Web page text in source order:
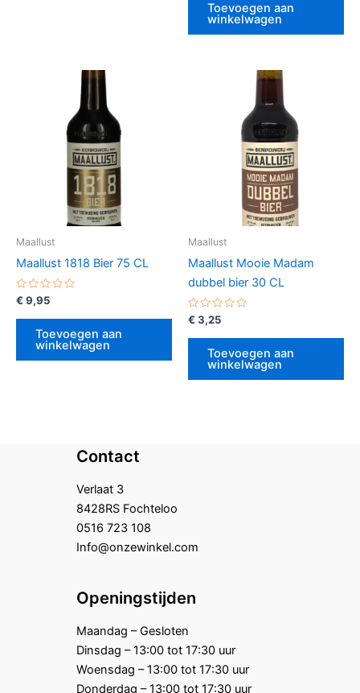
Toevoegen aan
winkelwagen
Maallust
Maallust 1818 Bier 75 CL
Gewaardeerd
0
uit
€ 9,95
Toevoegen aan
winkelwagen
Maallust
Maallust Mooie Madam
dubbel bier 30 CL
Gewaardeerd
0
uit
€ 3,25
Toevoegen aan
winkelwagen
Contact
Verlaat 3
8428RS Fochteloo
0516 723 108
Info@onzewinkel.com
Openingstijden
Maandag – Gesloten
Dinsdag – 13:00 tot 17:30 uur
Woensdag – 13:00 tot 17:30 uur
Donderdag – 13:00 tot 17:30 uur